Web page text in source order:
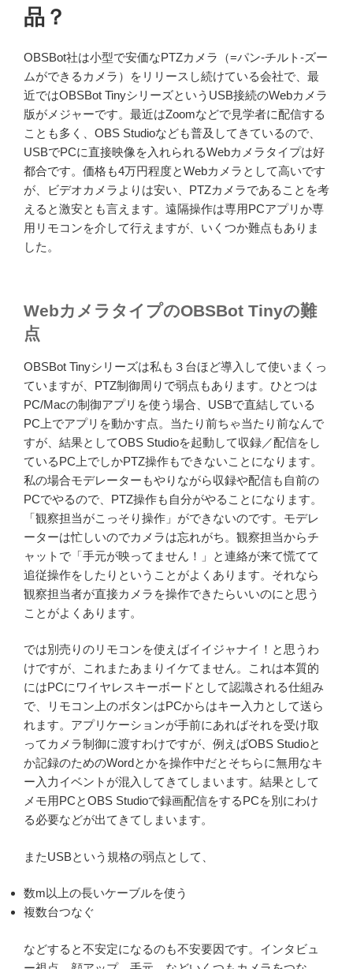
品？
OBSBot社は小型で安価なPTZカメラ（=パン-チルト-ズー
ムができるカメラ）をリリースし続けている会社で、最
近ではOBSBot TinyシリーズというUSB接続のWebカメラ
版がメジャーです。最近はZoomなどで見学者に配信する
ことも多く、OBS Studioなども普及してきているので、
USBでPCに直接映像を入れられるWebカメラタイプは好
都合です。価格も4万円程度とWebカメラとして高いです
が、ビデオカメラよりは安い、PTZカメラであることを考
えると激安とも言えます。遠隔操作は専用PCアプリか専
用リモコンを介して行えますが、いくつか難点もありま
した。
WebカメラタイプのOBSBot Tinyの難
点
OBSBot Tinyシリーズは私も３台ほど導入して使いまくっ
ていますが、PTZ制御周りで弱点もあります。ひとつは
PC/Macの制御アプリを使う場合、USBで直結している
PC上でアプリを動かす点。当たり前ちゃ当たり前なんで
すが、結果としてOBS Studioを起動して収録／配信をし
ているPC上でしかPTZ操作もできないことになります。
私の場合モデレーターもやりながら収録や配信も自前の
PCでやるので、PTZ操作も自分がやることになります。
「観察担当がこっそり操作」ができないのです。モデレ
ーターは忙しいのでカメラは忘れがち。観察担当からチ
ャットで「手元が映ってません！」と連絡が来て慌てて
追従操作をしたりということがよくあります。それなら
観察担当者が直接カメラを操作できたらいいのにと思う
ことがよくあります。
では別売りのリモコンを使えばイイジャナイ！と思うわ
けですが、これまたあまりイケてません。これは本質的
にはPCにワイヤレスキーボードとして認識される仕組み
で、リモコン上のボタンはPCからはキー入力として送ら
れます。アプリケーションが手前にあればそれを受け取
ってカメラ制御に渡すわけですが、例えばOBS Studioと
か記録のためのWordとかを操作中だとそちらに無用なキ
ー入力イベントが混入してきてしまいます。結果として
メモ用PCとOBS Studioで録画配信をするPCを別にわけ
る必要などが出てきてしまいます。
またUSBという規格の弱点として、
数m以上の長いケーブルを使う
複数台つなぐ
などすると不安定になるのも不安要因です。インタビュ